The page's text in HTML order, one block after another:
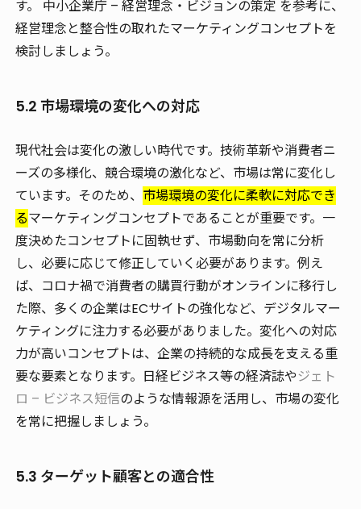
す。 中小企業庁 – 経営理念・ビジョンの策定 を参考に、
経営理念と整合性の取れたマーケティングコンセプトを
検討しましょう。
5.2 市場環境の変化への対応
現代社会は変化の激しい時代です。技術革新や消費者ニ
ーズの多様化、競合環境の激化など、市場は常に変化し
ています。そのため、 市場環境の変化に柔軟に対応でき
るマーケティングコンセプトであることが重要です。一
度決めたコンセプトに固執せず、市場動向を常に分析
し、必要に応じて修正していく必要があります。例え
ば、コロナ禍で消費者の購買行動がオンラインに移行し
た際、多くの企業はECサイトの強化など、デジタルマー
ケティングに注力する必要がありました。変化への対応
力が高いコンセプトは、企業の持続的な成長を支える重
要な要素となります。日経ビジネス等の経済誌やジェト
ロ – ビジネス短信のような情報源を活用し、市場の変化
を常に把握しましょう。
5.3 ターゲット顧客との適合性